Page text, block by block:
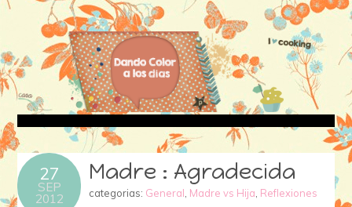
27
SEP
2012
Madre : Agradecida
categorias: General Madre vs Hija Reflexiones